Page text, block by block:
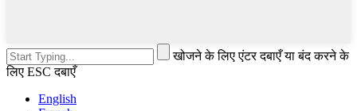
खोजने के लिए एंटर दबाएँ या बंद करने के
लिए ESC दबाएँ
English